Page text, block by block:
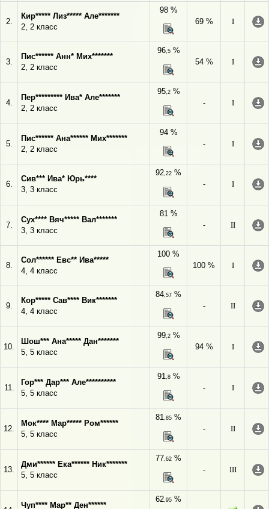
2.
Кир***** Лиз***** Але*******
2, 2 класс
98 %
69 %
I
3.
Пис****** Анн* Мих*******
2, 2 класс
96,5%
54 %
I
4.
Пер********* Ива* Але*******
2, 2 класс
95,2%
-
I
5.
Пис****** Ана****** Мих*******
2, 2 класс
94 %
-
I
6.
Сив*** Ива* Юрь****
3, 3 класс
92,22 %
-
I
7.
Сух**** Вяч***** Вал*******
3, 3 класс
81 %
-
II
8.
Сол****** Евс** Ива*****
4, 4 класс
100 %
100 %
I
9.
Кор***** Сав**** Вик*******
4, 4 класс
84,57 %
-
II
10.
Шош*** Ана***** Дан*******
5, 5 класс
99,2%
94 %
I
11.
Гор*** Дар*** Але**********
5, 5 класс
91,8%
-
I
12.
Мок**** Мар***** Ром******
5, 5 класс
81,85 %
-
II
13.
Дми****** Ека****** Ник*******
5, 5 класс
77,62 %
-
III
Чуп**** Мар** Ден******
62,95 %